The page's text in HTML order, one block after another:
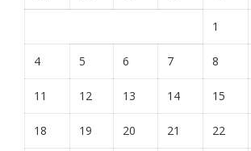
1
4 5 6 7 8
11 12 13 14 15
18 19 20 21 22